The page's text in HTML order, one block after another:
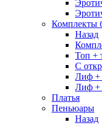
Комплекты
Назад
Топ +
С
Лиф +
Лиф +
Платья
Пеньюары
Назад